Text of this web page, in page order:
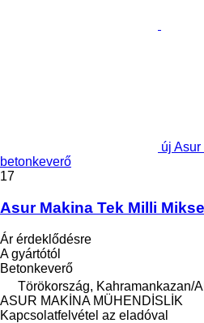
új
betonkeverő
17
Asur Makina Tek Milli
Ár érdeklődésre
A gyártótól
Betonkeverő
Törökország, Kahramankazan/
ASUR MAKİNA MÜHENDİSLİK
Kapcsolatfelvétel az eladóval